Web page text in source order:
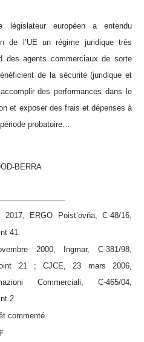
législateur européen a entendu
de l’UE un régime juridique très
des agents commerciaux de sorte
de la sécurité (juridique et
des performances dans le
et exposer des frais et dépenses à
probatoire…
BERRA
ERGO Poist’ovňa, C-48/16,
41.
2000, Ingmar, C-381/98,
21 ; CJCE, 23 mars 2006,
Commerciali, C-465/04,
2.
commenté.